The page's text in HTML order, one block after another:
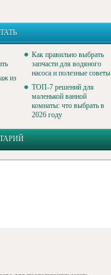
из
Как правильно выбрать
запчасти для водяного
насоса и полезные советы
ТОП-7 решений для
маленькой ванной
комнаты: что выбрать в
2026 году